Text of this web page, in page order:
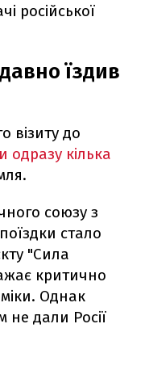
російської
їздив
візиту до
одразу кілька
союзу з
стало
"Сила
критично
Однак
не дали Росії